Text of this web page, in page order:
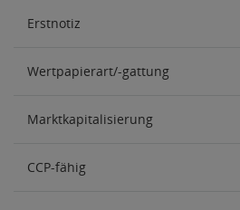
Erstnotiz
Wertpapierart/-gattung
Marktkapitalisierung
CCP-fähig